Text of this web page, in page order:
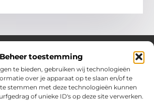
Beheer toestemming
te bieden, gebruiken wij technologieën
over je apparaat op te slaan en/of te
stemmen met deze technologieën kunnen
of unieke ID's op deze site verwerken.
en tips uit het dagelijks leven.
verzameling blogs en artikelen die je helpen
elke dag te halen, met praktische adviezen